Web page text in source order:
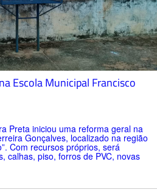
Escola Municipal Francisco
Preta iniciou uma reforma geral na
Gonçalves, localizado na região
Com recursos próprios, será
calhas, piso, forros de PVC, novas